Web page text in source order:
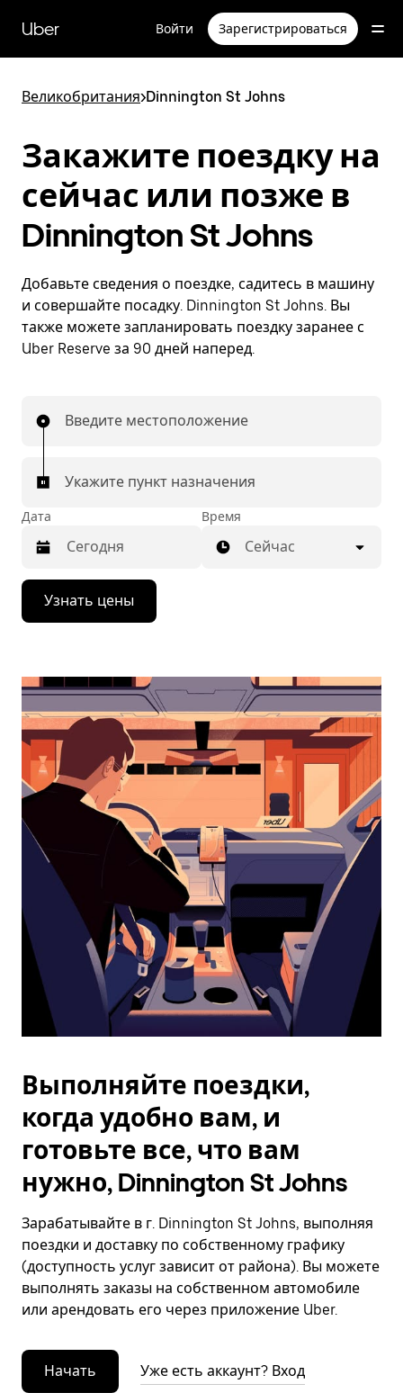
перейти
к
содержимому
Uber Войти Зарегистрироваться
Великобритания>Dinnington St Johns
Закажите поездку на
сейчас или позже в
Dinnington St Johns
Добавьте сведения о поездке, садитесь в машину
и совершайте посадку. Dinnington St Johns. Вы
также можете запланировать поездку заранее с
Uber Reserve за 90 дней наперед.
Введите местоположение
Укажите пункт назначения
Дата
Нажмите
стрелку
вниз,
календарю
выбрать
дату.
Чтобы
закрыть
календарь,
нажмите
Esc.
Время
Сейчас
Узнать цены
Выполняйте поездки,
когда удобно вам, и
готовьте все, что вам
нужно, Dinnington St Johns
Зарабатывайте в г. Dinnington St Johns, выполняя
поездки и доставку по собственному графику
(доступность услуг зависит от района). Вы можете
выполнять заказы на собственном автомобиле
или арендовать его через приложение Uber.
Начать Уже есть аккаунт? Вход